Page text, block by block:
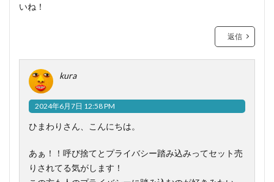
いね！
返信
kura
2024年6月7日 12:58 PM
ひまわりさん、こんにちは。
あぁ！！呼び捨てとプライバシー踏み込みってセット売
りされてる気がします！